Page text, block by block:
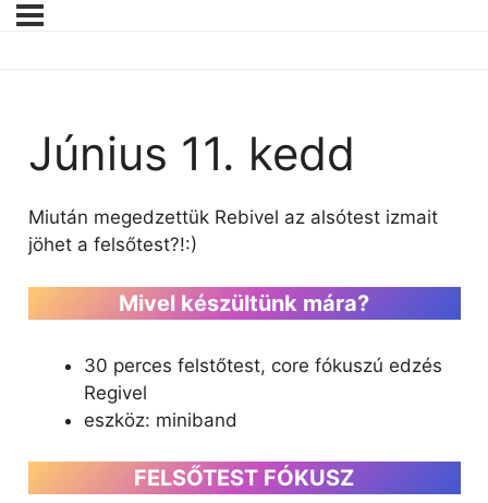
Június 11. kedd
Miután megedzettük Rebivel az alsótest izmait
jöhet a felsőtest?!:)
Mivel készültünk mára?
30 perces felstőtest, core fókuszú edzés
Regivel
eszköz: miniband
FELSŐTEST FÓKUSZ